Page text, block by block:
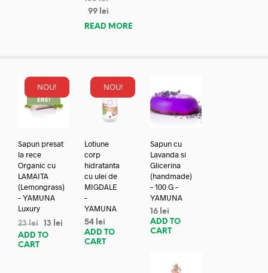
99 lei
READ MORE
NOU!
REDUC
ERE!
Sapun presat
la rece
Organic cu
LAMAITA
(Lemongrass)
– YAMUNA
Luxury
23lei 13
lei
ADD TO
CART
NOU!
Lotiune
corp
hidratanta
cu ulei de
MIGDALE
–
YAMUNA
54 lei
ADD TO
CART
Sapun cu
Lavanda si
Glicerina
(handmade)
– 100 G –
YAMUNA
16 lei
ADD TO
CART